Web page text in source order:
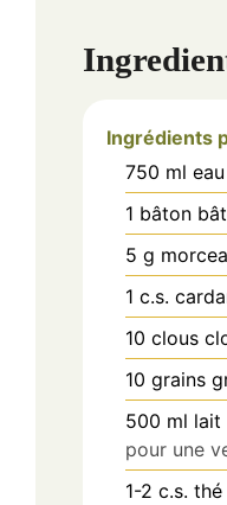
Ingrédients
750 ml eau
1 bâton
5 g
1 c.s.
10 clous
10 grains
500 ml lait
pour une
1-2 c.s. thé